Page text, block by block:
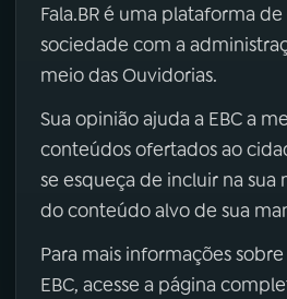
Fala.BR é uma plataforma
sociedade com a
meio das Ouvidorias.
Sua opinião ajuda a EBC a
conteúdos ofertados ao
se esqueça de incluir na sua
do conteúdo alvo de sua
Para mais informações
EBC, acesse a página